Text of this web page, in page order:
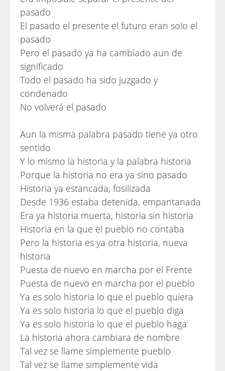
pasado
El pasado el presente el futuro eran solo el
pasado
Pero el pasado ya ha cambiado aun de
significado
Todo el pasado ha sido juzgado y
condenado
No volverá el pasado
Aun la misma palabra pasado tiene ya otro
sentido
Y lo mismo la historia y la palabra historia
Porque la historia no era ya sino pasado
Historia ya estancada, fosilizada
Desde 1936 estaba detenida, empantanada
Era ya historia muerta, historia sin historia
Historia en la que el pueblo no contaba
Pero la historia es ya otra historia, nueva
historia
Puesta de nuevo en marcha por el Frente
Puesta de nuevo en marcha por el pueblo
Ya es solo historia lo que el pueblo quiera
Ya es solo historia lo que el pueblo diga
Ya es solo historia lo que el pueblo haga
La historia ahora cambiara de nombre
Tal vez se llame simplemente pueblo
Tal vez se llame simplemente vida